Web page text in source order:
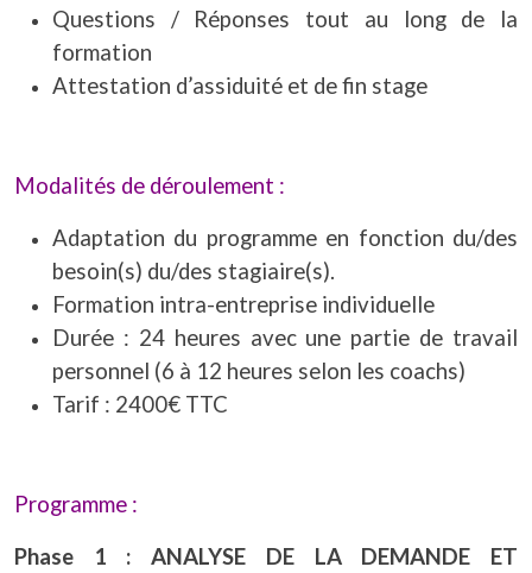
Questions / Réponses tout au long de la
formation
Attestation d’assiduité et de fin stage
Modalités de déroulement :
Adaptation du programme en fonction du/des
besoin(s) du/des stagiaire(s).
Formation intra-entreprise individuelle
Durée : 24 heures avec une partie de travail
personnel (6 à 12 heures selon les coachs)
Tarif : 2400€ TTC
Programme :
Phase 1 : ANALYSE DE LA DEMANDE ET